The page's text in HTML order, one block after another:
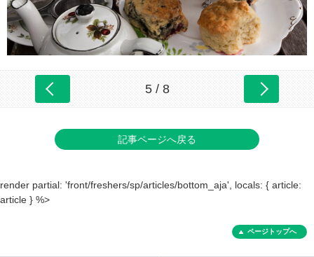
5 / 8
記事ページへ戻る
render partial: 'front/freshers/sp/articles/bottom_aja', locals: { article:
article } %>
ページトップへ